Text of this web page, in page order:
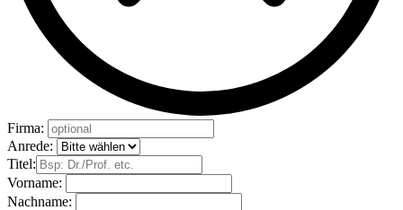
Firma:
Anrede:
Titel:
Vorname:
Nachname: